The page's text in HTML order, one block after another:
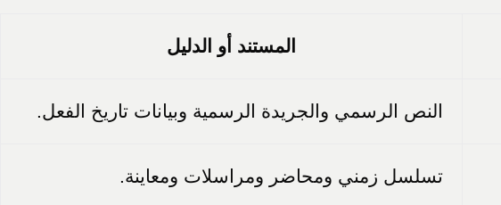
المستند أو الدليل
النص الرسمي والجريدة الرسمية وبيانات تاريخ الفعل.
تسلسل زمني ومحاضر ومراسلات ومعاينة.